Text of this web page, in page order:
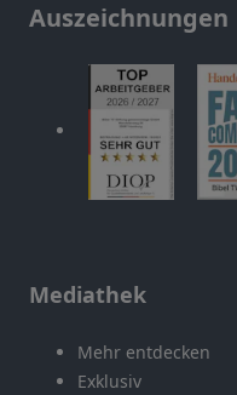
Auszeichnungen
Mediathek
Mehr entdecken
Exklusiv